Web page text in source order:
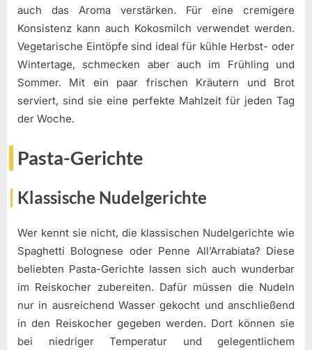
auch das Aroma verstärken. Für eine cremigere
Konsistenz kann auch Kokosmilch verwendet werden.
Vegetarische Eintöpfe sind ideal für kühle Herbst- oder
Wintertage, schmecken aber auch im Frühling und
Sommer. Mit ein paar frischen Kräutern und Brot
serviert, sind sie eine perfekte Mahlzeit für jeden Tag
der Woche.
Pasta-Gerichte
Klassische Nudelgerichte
Wer kennt sie nicht, die klassischen Nudelgerichte wie
Spaghetti Bolognese oder Penne All’Arrabiata? Diese
beliebten Pasta-Gerichte lassen sich auch wunderbar
im Reiskocher zubereiten. Dafür müssen die Nudeln
nur in ausreichend Wasser gekocht und anschließend
in den Reiskocher gegeben werden. Dort können sie
bei niedriger Temperatur und gelegentlichem